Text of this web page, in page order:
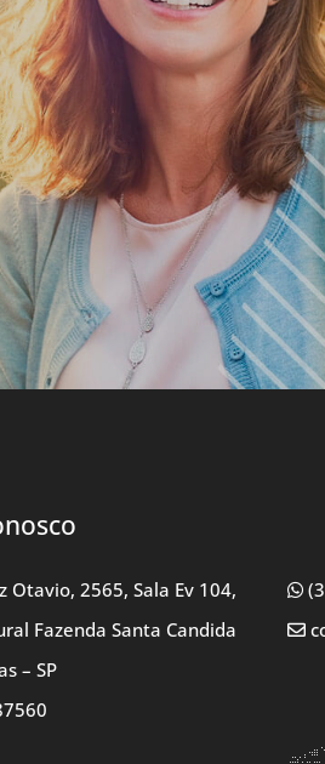
Otavio, 2565, Sala Ev 104,
Fazenda Santa Candida
– SP